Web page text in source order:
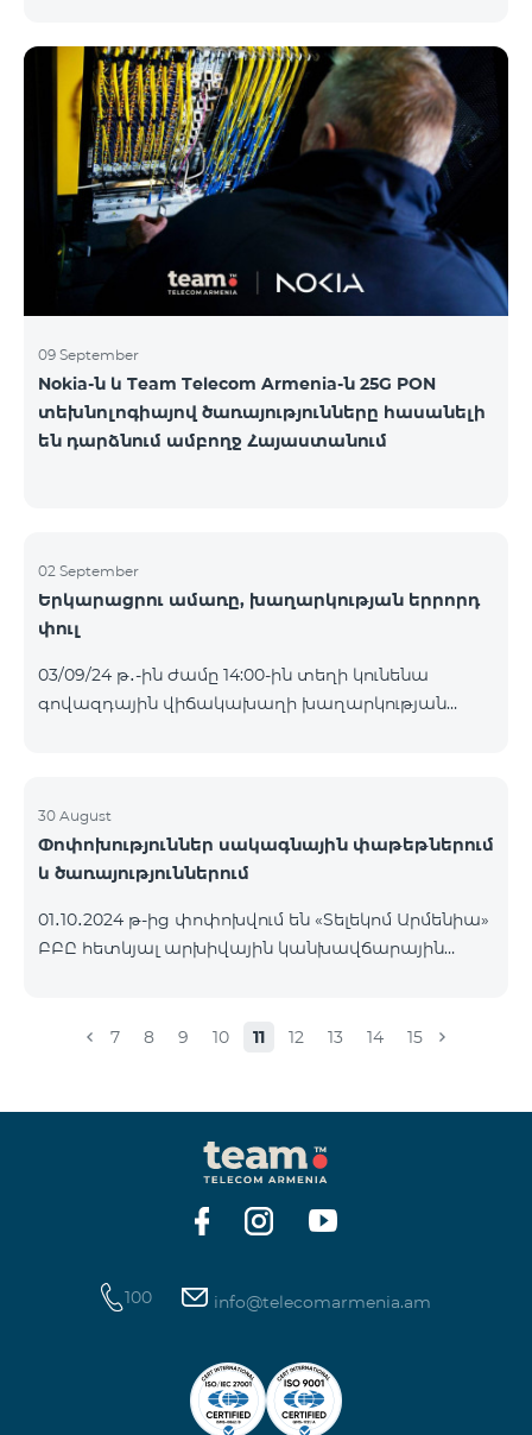
պրոմոյի շրջանակներում տրամադրվող SIM
քարտի` TeamTok կանխավճարային
սակագնային փաթեթի հեռախոսահամարով։
Հաղթող հեռախոսահամարներն ընտրվելու են
պատահական թվերի գեներատորի միջոցով։
Հետևեք մեզ Team-ի Facebook-յան և YouTube-յան
ալիքների պաշտոնական էջերում: Մանրամասն
պայմաններ՝
https://www.telecomarmenia.am/hy/B2S?s
09 September
Nokia-ն և Team Telecom Armenia-ն 25G PON
տեխնոլոգիայով ծառայությունները հասանելի
են դարձնում ամբողջ Հայաստանում
02 September
Երկարացրու ամառը, խաղարկության երրորդ
փուլ
03/09/24 թ․-ին ժամը 14:00-ին տեղի կունենա
գովազդային վիճակախաղի խաղարկության
քարտի` TeamTok կանխավճարային
սակագնային փաթեթի հեռախոսահամարով։
Հաղթող հեռախոսահամարներն ընտրվելու են
Հետևեք մեզ Team-ի Facebook-յան և YouTube-յան
ալիքների պաշտոնական էջերում: Մանրամասն
30 August
Փոփոխություններ սակագնային փաթեթներում
և ծառայություններում
01․10․2024 թ-ից փոփոխվում են «Տելեկոմ Արմենիա»
ԲԲԸ հետևյալ արխիվային կանխավճարային
հաշվեկշռին բավարար գումար լինելու դեպքում
գանձման պահին հաշվեկշռին չլինի բավարար
գումար, ապա Տարբերակ 1 կամ Տարբերակ 2
ծառայությունները ավտոմատ չեն երկարաձգվի:
Ծառայությունները նորից կվերաակտիվանան,
երբ հաշվեկշռին լինի միանվագ ամբողջական
7 8 9 10 11 12 13 14 15
100 info@telecomarmenia.am